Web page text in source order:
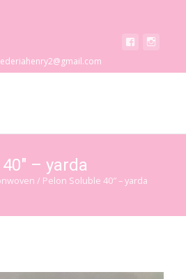
– yarda
/ Pelon Soluble 40″ – yarda